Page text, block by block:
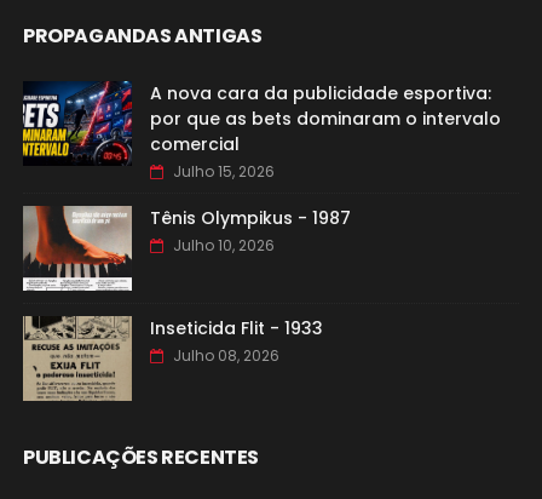
PROPAGANDAS ANTIGAS
A nova cara da publicidade esportiva:
por que as bets dominaram o intervalo
comercial
Julho 15, 2026
Tênis Olympikus - 1987
Julho 10, 2026
Inseticida Flit - 1933
Julho 08, 2026
PUBLICAÇÕES RECENTES